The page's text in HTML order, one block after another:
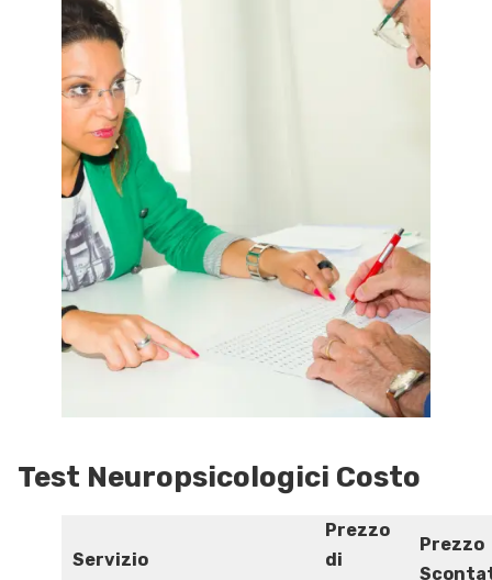
Test Neuropsicologici Costo
Servizio
Prezzo
di
Prezzo